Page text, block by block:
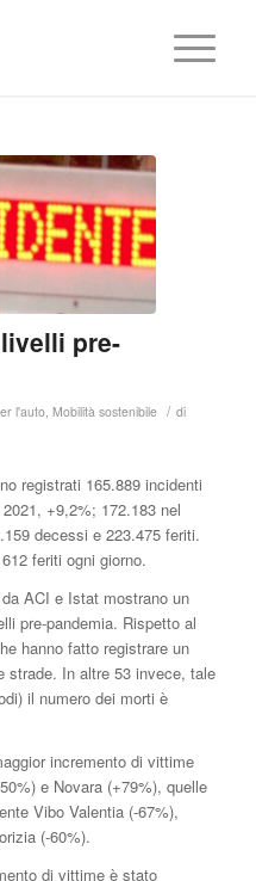
pre-
l'auto, Mobilità sostenibile / di
registrati 165.889 incidenti
+9,2%; 172.183 nel
decessi e 223.475 feriti.
feriti ogni giorno.
ACI e Istat mostrano un
pre-pandemia. Rispetto al
hanno fatto registrare un
strade. In altre 53 invece, tale
il numero dei morti è
incremento di vittime
e Novara (+79%), quelle
Vibo Valentia (-67%),
(-60%).
di vittime è stato